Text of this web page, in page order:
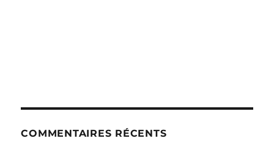
COMMENTAIRES RÉCENTS